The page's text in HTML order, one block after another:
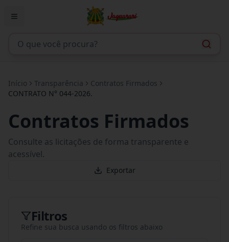
Início Transparência
Contratos Firmados
CONTRATO N° 044-2026.
Contratos Firmados
Consulte as licitações de forma transparente e
acessível.
Exportar
Filtros
Refine sua busca usando os filtros abaixo